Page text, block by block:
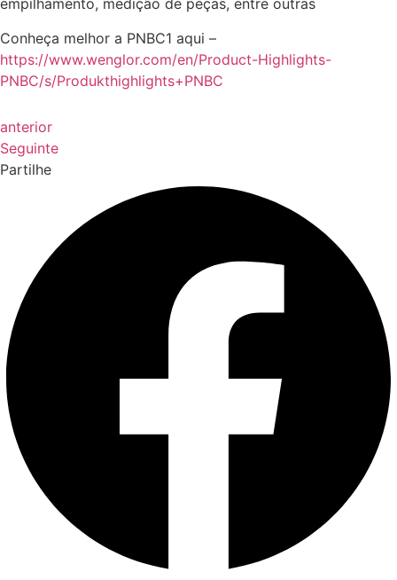
empilhamento, medição de peças, entre outras
Conheça melhor a PNBC1 aqui –
https://www.wenglor.com/en/Product-Highlights-
PNBC/s/Produkthighlights+PNBC
anterior
Seguinte
Partilhe